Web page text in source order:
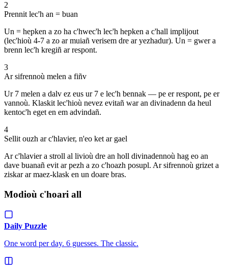
2
Prennit lec'h an = buan
Un = hepken a zo ha c'hwec'h lec'h hepken a c'hall implijout
(lec'hioù 4-7 a zo ar muiañ verisem dre ar yezhadur). Un = gwer a
brenn lec'h kregiñ ar respont.
3
Ar sifrennoù melen a fiñv
Ur 7 melen a dalv ez eus ur 7 e lec'h bennak — pe er respont, pe er
vannoù. Klaskit lec'hioù nevez evitañ war an divinadenn da heul
kentoc'h eget en em advindañ.
4
Sellit ouzh ar c'hlavier, n'eo ket ar gael
Ar c'hlavier a stroll al livioù dre an holl divinadennoù hag eo an
dave buanañ evit ar pezh a zo c'hoazh posupl. Ar sifrennoù grizet a
ziskar ar maez-klask en un doare bras.
Modioù c'hoari all
Daily Puzzle
One word per day. 6 guesses. The classic.